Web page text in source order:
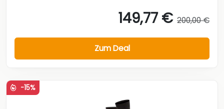
149,77 € 200,00 €
Zum Deal
-15%